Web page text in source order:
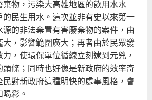
物，污染大高雄地區的飲用水水
民生用水。這次並非有史以來第一
的非法棄置有害廢棄物的案件，由
，影響範圍廣大；再者由於民眾發
，使環保單位循線立刻逮到元兇，
條；同時也好像是新政府的效率奇
對新政府這種明快的處事風格，會
彩。